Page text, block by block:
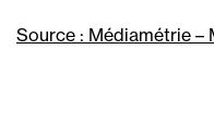
Source : Médiamétrie –